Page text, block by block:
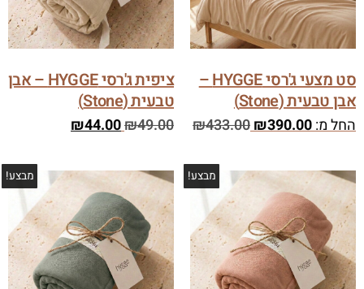
סט מצעי ג'רסי HYGGE –
אבן טבעית (Stone)
החל מ: ₪390.00
₪433.00
ציפית ג'רסי HYGGE – אבן
טבעית (Stone)
₪49.00
₪44.00
מבצע! מבצע!